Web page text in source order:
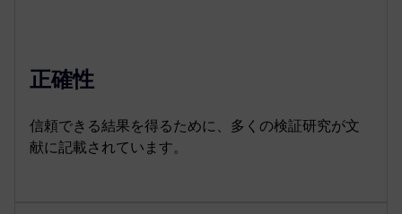
正確性
信頼できる結果を得るために、多くの検証研究が文
献に記載されています。